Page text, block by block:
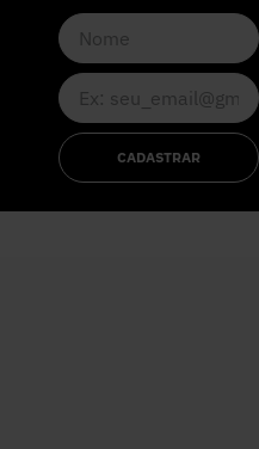
CADASTRAR